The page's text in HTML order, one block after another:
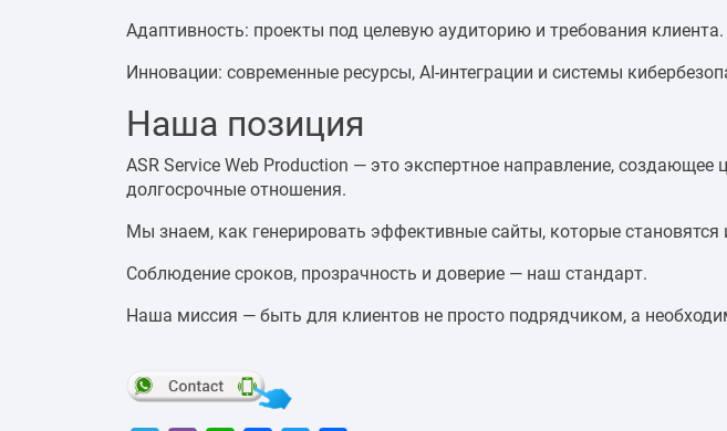
Адаптивность: проекты под целевую аудиторию и требования клиента.
Инновации: современные ресурсы, AI-интеграции и системы
Наша позиция
ASR Service Web Production — это экспертное направление,
долгосрочные отношения.
Мы знаем, как генерировать эффективные сайты, которые
Соблюдение сроков, прозрачность и доверие — наш стандарт.
Наша миссия — быть для клиентов не просто подрядчиком, а